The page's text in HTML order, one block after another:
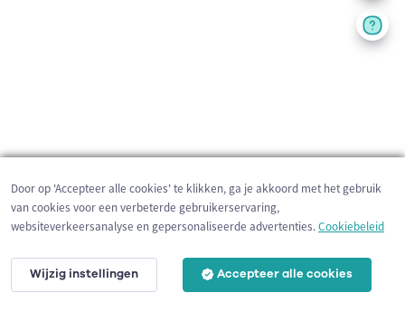
200 m
Door op 'Accepteer alle cookies' te klikken, ga je akkoord met het gebruik
van cookies voor een verbeterde gebruikerservaring,
websiteverkeersanalyse en gepersonaliseerde advertenties.Cookiebeleid
Wijzig instellingen Accepteer alle cookies